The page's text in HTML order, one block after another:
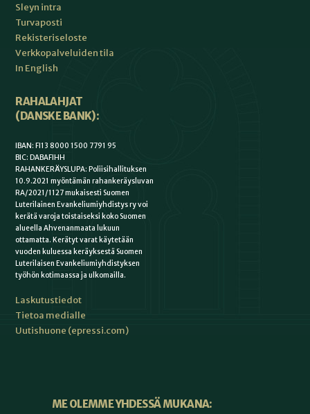
Sleyn intra
Turvaposti
Rekisteriseloste
Verkkopalveluiden tila
In English
RAHALAHJAT
(DANSKE BANK):
IBAN: FI13 8000 1500 7791 95
BIC: DABAFIHH
RAHANKERÄYSLUPA: Poliisihallituksen
10.9.2021 myöntämän rahankeräysluvan
RA/2021/1127 mukaisesti Suomen
Luterilainen Evankeliumiyhdistys ry voi
kerätä varoja toistaiseksi koko Suomen
alueella Ahvenanmaata lukuun
ottamatta. Kerätyt varat käytetään
vuoden kuluessa keräyksestä Suomen
Luterilaisen Evankeliumiyhdistyksen
työhön kotimaassa ja ulkomailla.
Laskutustiedot
Tietoa medialle
Uutishuone (epressi.com)
ME OLEMME YHDESSÄ MUKANA: